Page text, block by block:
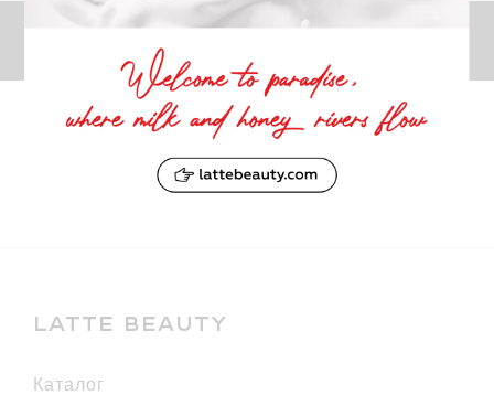
вам может
понравится
LATTE BEAUTY
каталог